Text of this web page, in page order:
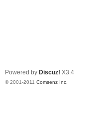
Powered by Discuz! X3.4
© 2001-2011 Comsenz Inc.